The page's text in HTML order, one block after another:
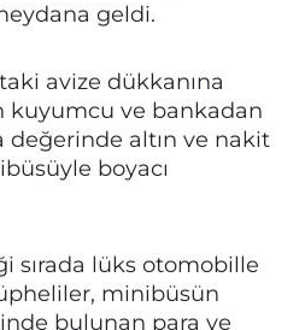
geldi.
avize dükkanına
kuyumcu ve bankadan
değerinde altın ve nakit
boyacı
sırada lüks otomobille
minibüsün
bulunan para ve